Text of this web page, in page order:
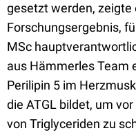
gesetzt werden, zeigte
Forschungsergebnis,
MSc
aus Hämmerles Team
Perilipin 5 im
die ATGL bildet, um
von Triglyceriden zu